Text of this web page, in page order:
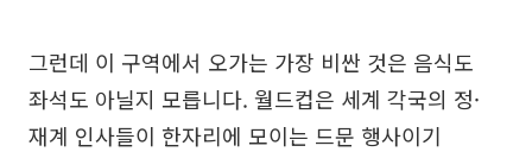
그런데 이 구역에서 오가는 가장 비싼 것은 음식도
좌석도 아닐지 모릅니다. 월드컵은 세계 각국의 정·
재계 인사들이 한자리에 모이는 드문 행사이기